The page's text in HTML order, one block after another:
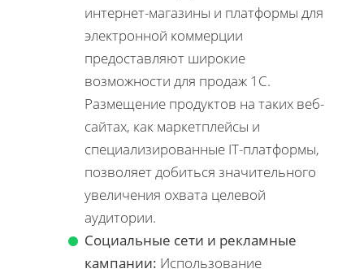
интернет-магазины и платформы для
электронной коммерции
предоставляют широкие
возможности для продаж 1С.
Размещение продуктов на таких веб-
сайтах, как маркетплейсы и
специализированные IT-платформы,
позволяет добиться значительного
увеличения охвата целевой
аудитории.
Социальные сети и рекламные
кампании: Использование